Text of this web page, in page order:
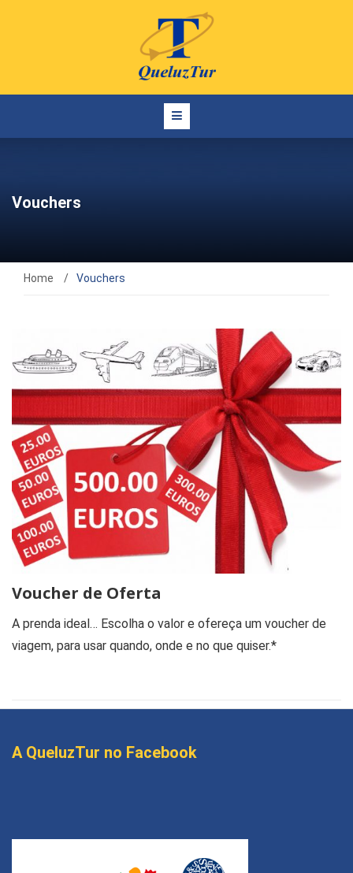
Vouchers
Home / Vouchers
Voucher de Oferta
A prenda ideal… Escolha o valor e ofereça um voucher de
viagem, para usar quando, onde e no que quiser.*
A QueluzTur no Facebook